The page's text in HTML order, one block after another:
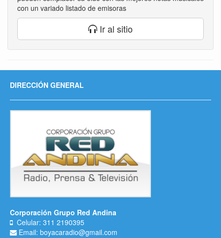
con un variado listado de emisoras
Ir al sitio
DIRECCIÓN GENERAL
Corporación Grupo Red Andina
Celular: 311 2190395
Email: boyacaradio@gmail.com